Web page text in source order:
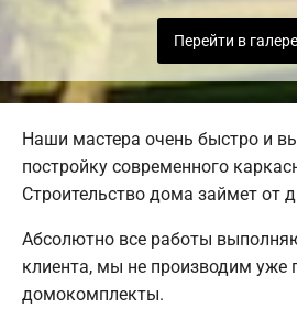
Перейти в
Наши мастера очень быстро и
постройку современного
Строительство дома займет от
Абсолютно все работы
клиента, мы не производим уже
домокомплекты.